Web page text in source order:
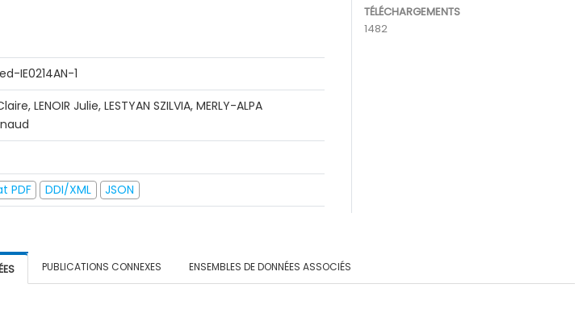
IE0214AN-1
LENOIR Julie, LESTYAN SZILVIA, MERLY-ALPA
PDF DDI/XML JSON
TÉLÉCHARGEMENTS
1482
PUBLICATIONS CONNEXES ENSEMBLES DE DONNÉES ASSOCIÉS